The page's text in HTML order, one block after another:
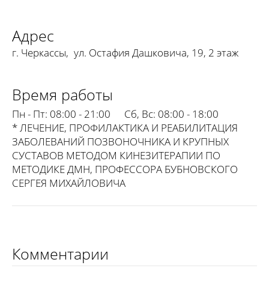
Адрес
г. Черкассы, ул. Остафия Дашковича, 19, 2 этаж
Время работы
Пн - Пт: 08:00 - 21:00 Сб, Вс: 08:00 - 18:00
* ЛЕЧЕНИЕ, ПРОФИЛАКТИКА И РЕАБИЛИТАЦИЯ
ЗАБОЛЕВАНИЙ ПОЗВОНОЧНИКА И КРУПНЫХ
СУСТАВОВ МЕТОДОМ КИНЕЗИТЕРАПИИ ПО
МЕТОДИКЕ ДМН, ПРОФЕССОРА БУБНОВСКОГО
СЕРГЕЯ МИХАЙЛОВИЧА
Комментарии